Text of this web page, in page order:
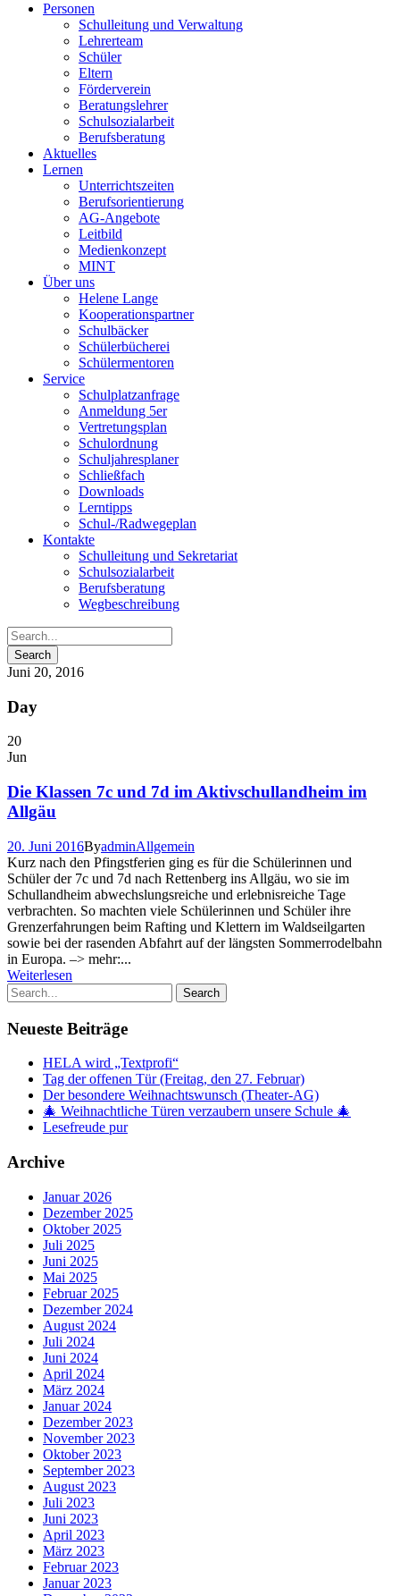
Personen
Schulleitung und Verwaltung
Lehrerteam
Schüler
Eltern
Förderverein
Beratungslehrer
Schulsozialarbeit
Berufsberatung
Aktuelles
Lernen
Unterrichtszeiten
Berufsorientierung
AG-Angebote
Leitbild
Medienkonzept
MINT
Über uns
Helene Lange
Kooperationspartner
Schulbäcker
Schülerbücherei
Schülermentoren
Service
Schulplatzanfrage
Anmeldung 5er
Vertretungsplan
Schulordnung
Schuljahresplaner
Schließfach
Downloads
Lerntipps
Schul-/Radwegeplan
Kontakte
Schulleitung und Sekretariat
Schulsozialarbeit
Berufsberatung
Wegbeschreibung
Juni 20, 2016
Day
20
Jun
Die Klassen 7c und 7d im Aktivschullandheim im
Allgäu
20. Juni 2016ByadminAllgemein
Kurz nach den Pfingstferien ging es für die Schülerinnen und
Schüler der 7c und 7d nach Rettenberg ins Allgäu, wo sie im
Schullandheim abwechslungsreiche und erlebnisreiche Tage
verbrachten. So machten viele Schülerinnen und Schüler ihre
Grenzerfahrungen beim Rafting und Klettern im Waldseilgarten
sowie bei der rasenden Abfahrt auf der längsten Sommerrodelbahn
in Europa. –> mehr:...
Weiterlesen
Neueste Beiträge
HELA wird „Textprofi“
Tag der offenen Tür (Freitag, den 27. Februar)
Der besondere Weihnachtswunsch (Theater-AG)
🎄 Weihnachtliche Türen verzaubern unsere Schule 🎄
Lesefreude pur
Archive
Januar 2026
Dezember 2025
Oktober 2025
Juli 2025
Juni 2025
Mai 2025
Februar 2025
Dezember 2024
August 2024
Juli 2024
Juni 2024
April 2024
März 2024
Januar 2024
Dezember 2023
November 2023
Oktober 2023
September 2023
August 2023
Juli 2023
Juni 2023
April 2023
März 2023
Februar 2023
Januar 2023